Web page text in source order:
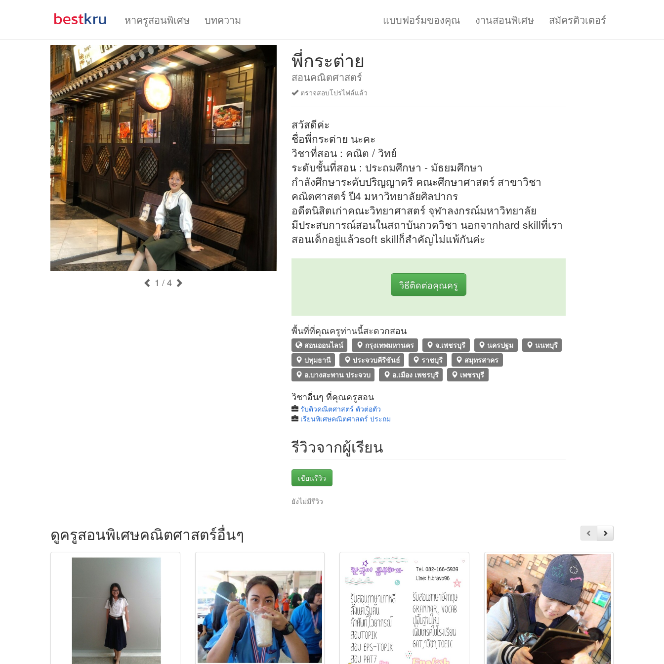
หาครูสอนพิเศษ บทความ แบบฟอร์มของคุณ งานสอนพิเศษ สมัครติวเตอร์
1 / 4
พี่กระต่าย
สอนคณิตศาสตร์
ตรวจสอบโปรไฟล์แล้ว
สวัสดีค่ะ
ชื่อพี่กระต่าย นะคะ
วิชาที่สอน : คณิต / วิทย์
ระดับชั้นที่สอน : ประถมศึกษา - มัธยมศึกษา
กำลังศึกษาระดับปริญญาตรี คณะศึกษาศาสตร์ สาขาวิชา
คณิตศาสตร์ ปี4 มหาวิทยาลัยศิลปากร
อดีตนิสิตเก่าคณะวิทยาศาสตร์ จุฬาลงกรณ์มหาวิทยาลัย
มีประสบการณ์สอนในสถาบันกวดวิชา นอกจากhard skillที่เรา
สอนเด็กอยู่แล้วsoft skillก็สำคัญไม่แพ้กันค่ะ
วิธีติดต่อคุณครู
พื้นที่ที่คุณครูท่านนี้สะดวกสอน
สอนออนไลน์ กรุงเทพมหานคร จ.เพชรบุรี นครปฐม
นนทบุรี
ปทุมธานี
ประจวบคีรีขันธ์ ราชบุรี
สมุทรสาคร
อ.บางสะพาน ประจวบ
อ.เมือง เพชรบุรี เพชรบุรี
วิชาอื่นๆ ที่คุณครูสอน
รับติวคณิตศาสตร์ ตัวต่อตัว
เรียนพิเศษคณิตศาสตร์ ประถม
รีวิวจากผู้เรียน
เขียนรีวิว
ยังไม่มีรีวิว
ดูครูสอนพิเศษคณิตศาสตร์อื่นๆ